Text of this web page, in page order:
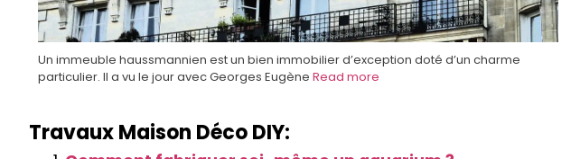
Un immeuble haussmannien est un bien immobilier d’exception doté d’un charme
particulier. Il a vu le jour avec Georges Eugène Read more
Travaux Maison Déco DIY: